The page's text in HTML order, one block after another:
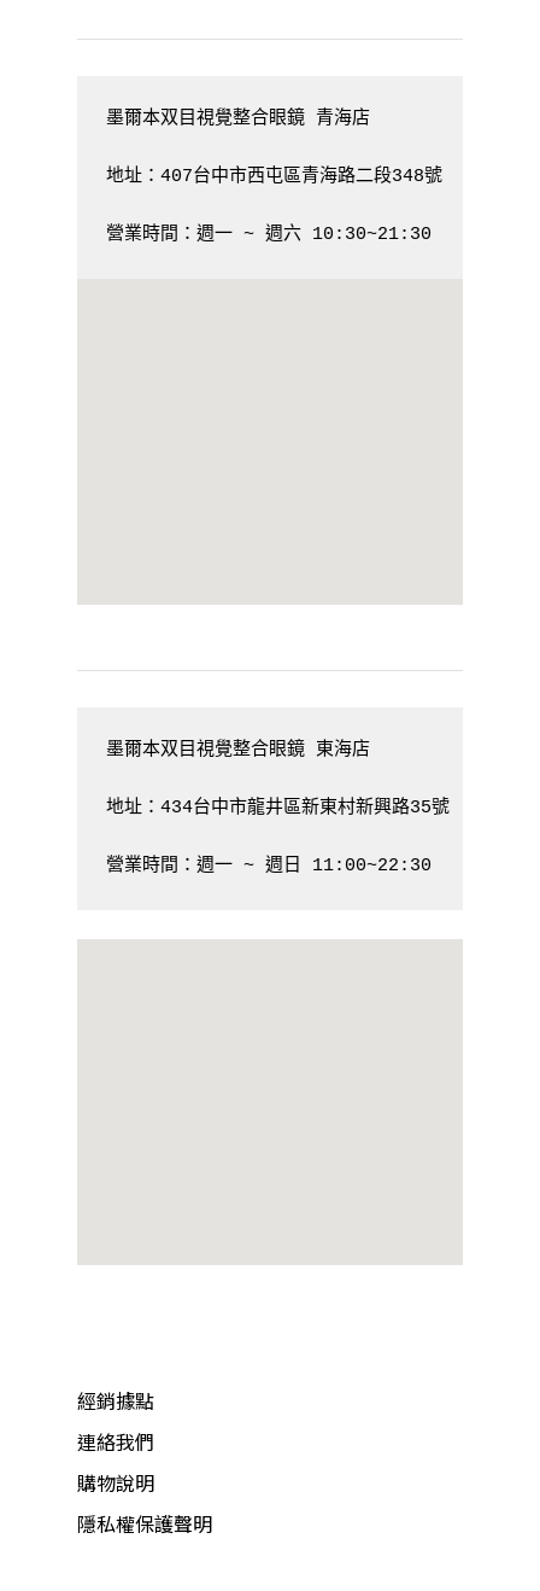
墨爾本双目視覺整合眼鏡 青海店
地址：407台中市西屯區青海路二段348號  電話：
營業時間：週一 ~ 週六 10:30~21:30
墨爾本双目視覺整合眼鏡 東海店
地址：434台中市龍井區新東村新興路35號  電話
營業時間：週一 ~ 週日 11:00~22:30
經銷據點
連絡我們
購物說明
隱私權保護聲明